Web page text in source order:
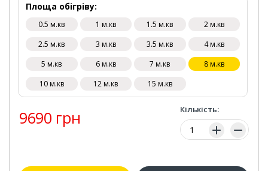
Площа обігріву:
0.5 м.кв 1 м.кв 1.5 м.кв
2 м.кв
2.5 м.кв
3 м.кв 3.5 м.кв
4 м.кв
5 м.кв
6 м.кв 7 м.кв
8 м.кв
10 м.кв
12 м.кв 15 м.кв
9690 грн Кількість:
Кількість: